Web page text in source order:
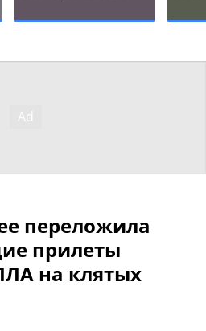
переложила
прилеты
на клятых